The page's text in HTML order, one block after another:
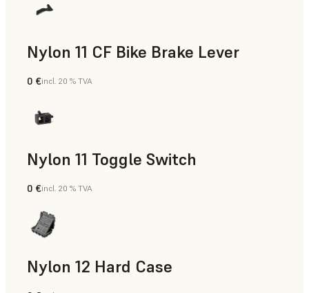
Nylon 11 CF Bike Brake Lever
Poudre SLS
0 €incl. 20 % TVA
Nylon 11 Toggle Switch
Poudre SLS
0 €incl. 20 % TVA
Nylon 12 Hard Case